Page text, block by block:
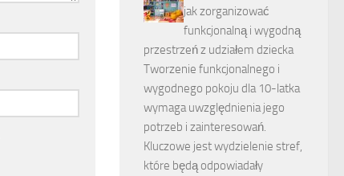
jak zorganizować
funkcjonalną i wygodną
przestrzeń z udziałem dziecka
Tworzenie funkcjonalnego i
wygodnego pokoju dla 10-latka
wymaga uwzględnienia jego
potrzeb i zainteresowań.
Kluczowe jest wydzielenie stref,
które będą odpowiadały